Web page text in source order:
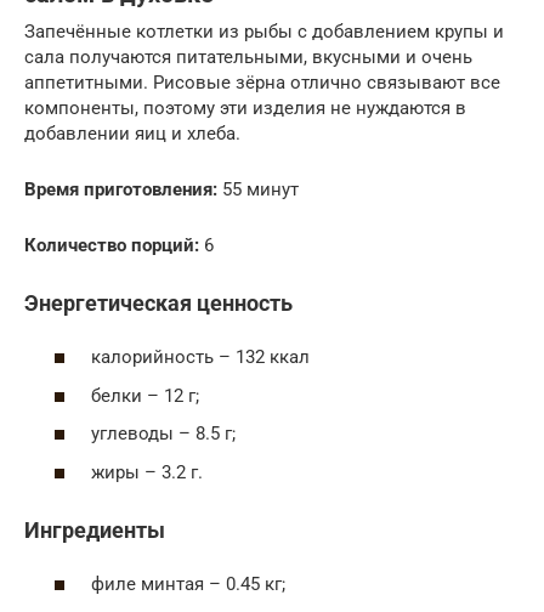
Запечённые котлетки из рыбы с добавлением крупы и
сала получаются питательными, вкусными и очень
аппетитными. Рисовые зёрна отлично связывают все
компоненты, поэтому эти изделия не нуждаются в
добавлении яиц и хлеба.
Время приготовления: 55 минут
Количество порций: 6
Энергетическая ценность
калорийность – 132 ккал
белки – 12 г;
углеводы – 8.5 г;
жиры – 3.2 г.
Ингредиенты
филе минтая – 0.45 кг;